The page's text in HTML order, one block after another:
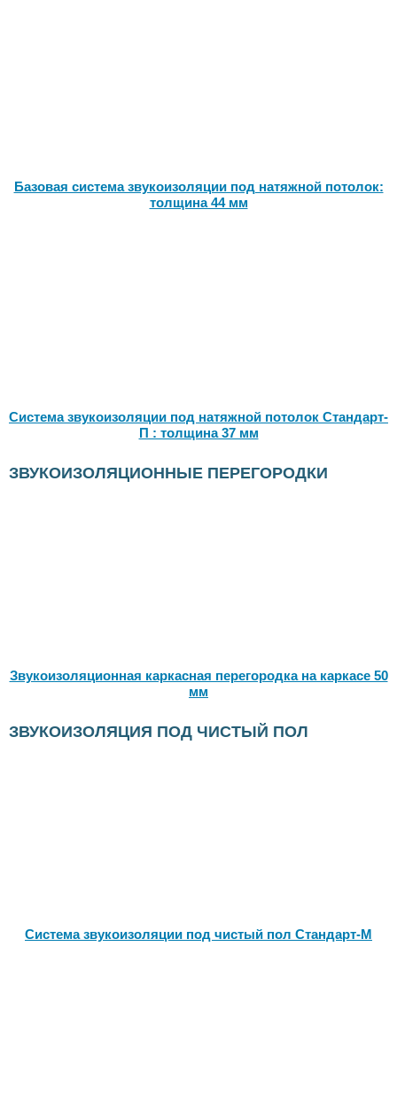
Базовая система звукоизоляции под натяжной потолок:
толщина 44 мм
Система звукоизоляции под натяжной потолок Стандарт-
П : толщина 37 мм
ЗВУКОИЗОЛЯЦИОННЫЕ ПЕРЕГОРОДКИ
Звукоизоляционная каркасная перегородка на каркасе 50
мм
ЗВУКОИЗОЛЯЦИЯ ПОД ЧИСТЫЙ ПОЛ
Система звукоизоляции под чистый пол Стандарт-М